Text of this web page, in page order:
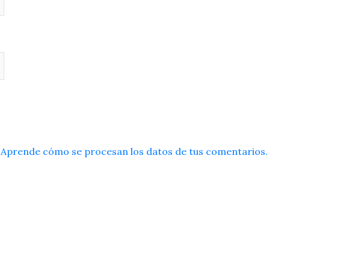
Aprende cómo se procesan los datos de tus comentarios.